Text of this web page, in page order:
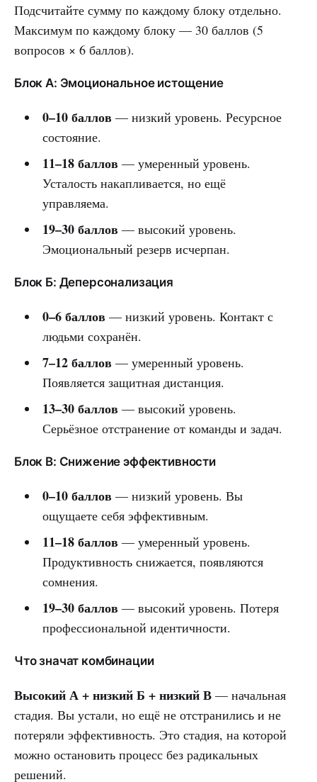
Подсчитайте сумму по каждому блоку отдельно.
Максимум по каждому блоку — 30 баллов (5
вопросов × 6 баллов).
Блок А: Эмоциональное истощение
0–10 баллов— низкий уровень. Ресурсное
состояние.
11–18 баллов— умеренный уровень.
Усталость накапливается, но ещё
управляема.
19–30 баллов— высокий уровень.
Эмоциональный резерв исчерпан.
Блок Б: Деперсонализация
0–6 баллов— низкий уровень. Контакт с
людьми сохранён.
7–12 баллов— умеренный уровень.
Появляется защитная дистанция.
13–30 баллов— высокий уровень.
Серьёзное отстранение от команды и задач.
Блок В: Снижение эффективности
0–10 баллов— низкий уровень. Вы
ощущаете себя эффективным.
11–18 баллов— умеренный уровень.
Продуктивность снижается, появляются
сомнения.
19–30 баллов— высокий уровень. Потеря
профессиональной идентичности.
Что значат комбинации
Высокий А + низкий Б + низкий В — начальная
стадия. Вы устали, но ещё не отстранились и не
потеряли эффективность. Это стадия, на которой
можно остановить процесс без радикальных
решений.